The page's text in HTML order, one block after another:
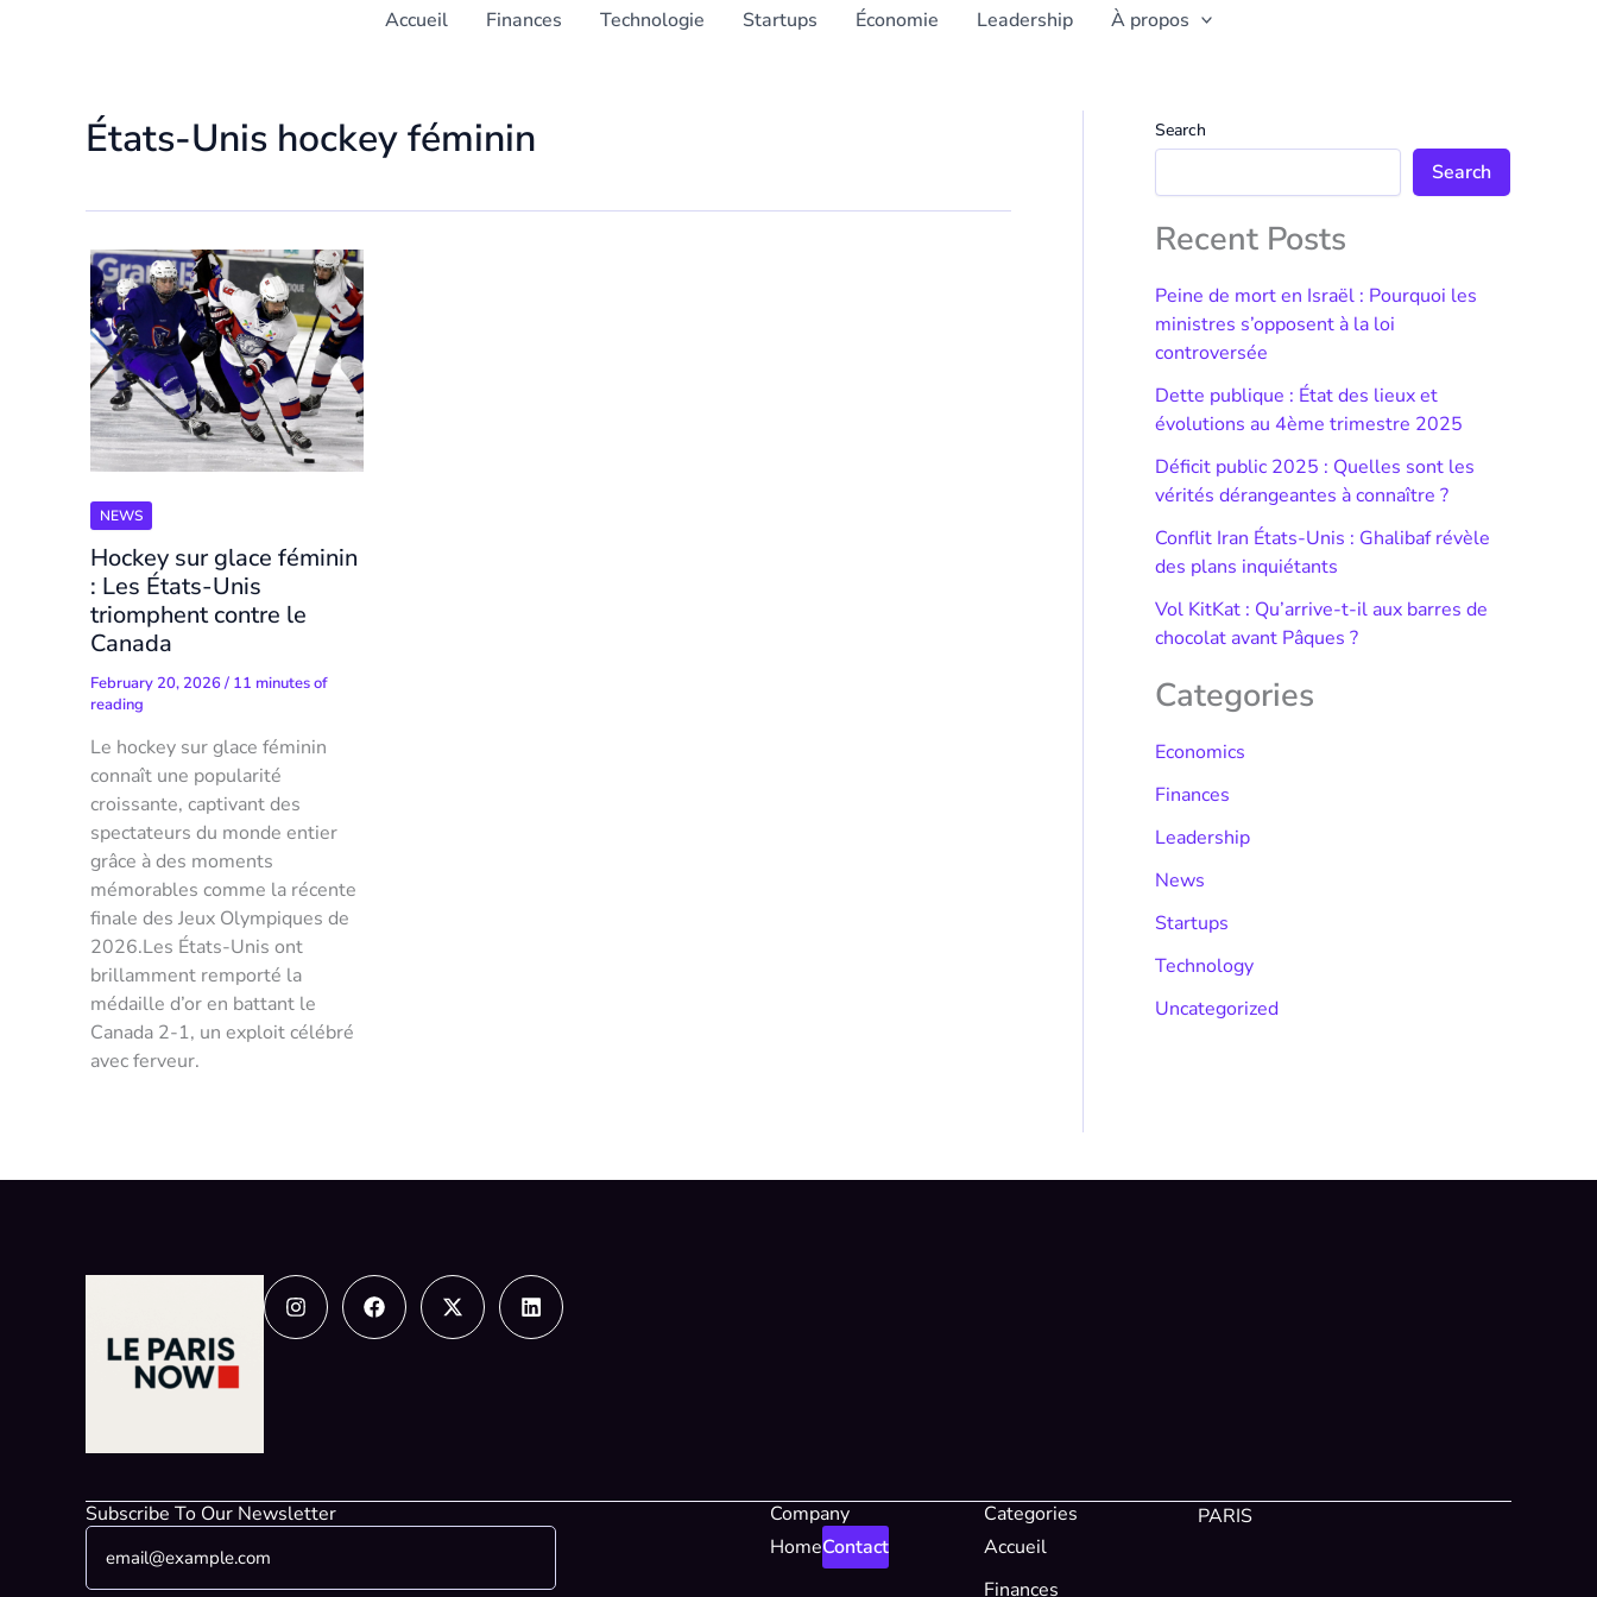
Accueil Finances Technologie Startups Économie Leadership À propos
États-Unis hockey féminin
NEWS
Hockey sur glace féminin
: Les États-Unis
triomphent contre le
Canada
February 20, 2026/ 11 minutes of
reading
Le hockey sur glace féminin
connaît une popularité
croissante, captivant des
spectateurs du monde entier
grâce à des moments
mémorables comme la récente
finale des Jeux Olympiques de
2026.Les États-Unis ont
brillamment remporté la
médaille d’or en battant le
Canada 2-1, un exploit célébré
avec ferveur.
Search
Search
Recent Posts
Peine de mort en Israël : Pourquoi les
ministres s’opposent à la loi
controversée
Dette publique : État des lieux et
évolutions au 4ème trimestre 2025
Déficit public 2025 : Quelles sont les
vérités dérangeantes à connaître ?
Conflit Iran États-Unis : Ghalibaf révèle
des plans inquiétants
Vol KitKat : Qu’arrive-t-il aux barres de
chocolat avant Pâques ?
Categories
Economics
Finances
Leadership
News
Startups
Technology
Uncategorized
InstagramFacebookX-
twitter
Linkedin
Subscribe To Our Newsletter
*
E
E
a
Company
HomeContact
Categories
Accueil
Finances
PARIS